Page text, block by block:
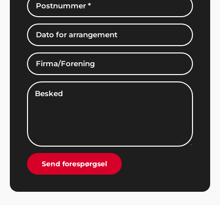
Send forespørgsel
Bjørn Bendtsen, Kalundborg
"Vi var lidt på bar bund med underholdning og
musik til vores arrangement, men Showbizz
Danmark viste vejen med et stort udvalg og
masser af ideer".
god inspiration og dialog gennem hele processen".